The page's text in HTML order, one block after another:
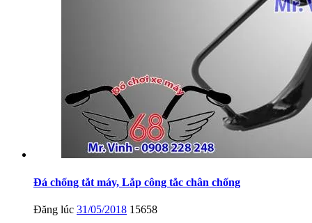
Đá chống tắt máy, Lắp công tắc chân chống
Đăng lúc 31/05/2018 15658